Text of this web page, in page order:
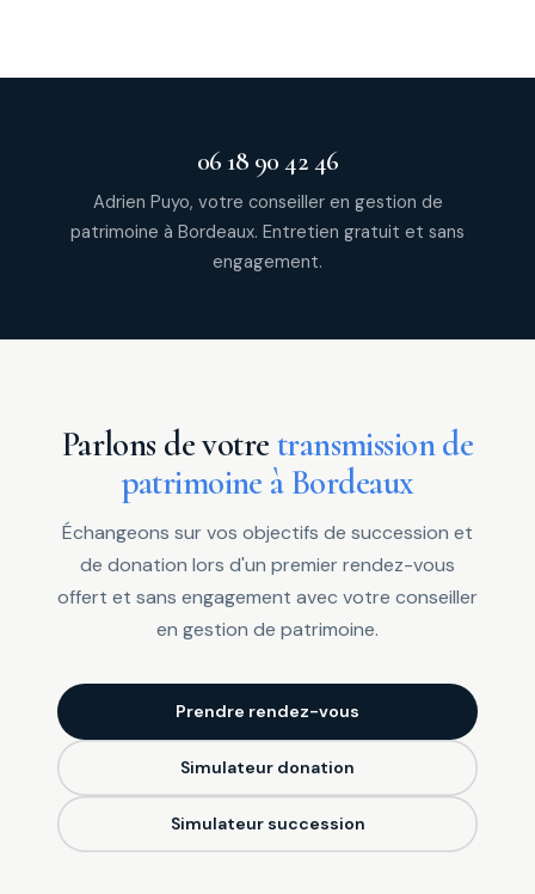
06 18 90 42 46
Adrien Puyo, votre conseiller en gestion de
patrimoine à Bordeaux. Entretien gratuit et sans
engagement.
Parlons de votre transmission de
patrimoine à Bordeaux
Échangeons sur vos objectifs de succession et
de donation lors d'un premier rendez-vous
offert et sans engagement avec votre conseiller
en gestion de patrimoine.
Prendre rendez-vous
Simulateur donation
Simulateur succession